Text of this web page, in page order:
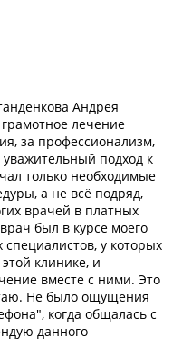
Андрея
лечение
за профессионализм,
подход к
только необходимые
а не всё подряд,
врачей в платных
был в курсе моего
специалистов, у которых
клинике, и
вместе с ними. Это
Не было ощущения
когда общалась с
данного